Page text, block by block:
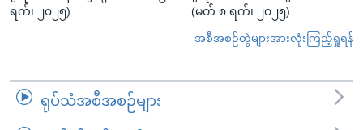
ရက်၊ ၂၀၂၅)
(မတ် ၈ ရက်၊ ၂၀၂၅)
အစီအစဉ်တွဲများအားလုံးကြည့်ရှုရန်
ရုပ်သံအစီအစဉ်များ